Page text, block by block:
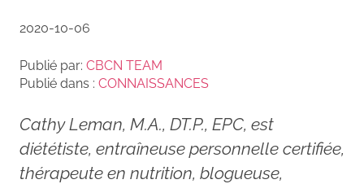
2020-10-06
Publié par: CBCN TEAM
Publié dans : CONNAISSANCES
Cathy Leman, M.A., DT.P., EPC, est
diététiste, entraîneuse personnelle certifiée,
thérapeute en nutrition, blogueuse,